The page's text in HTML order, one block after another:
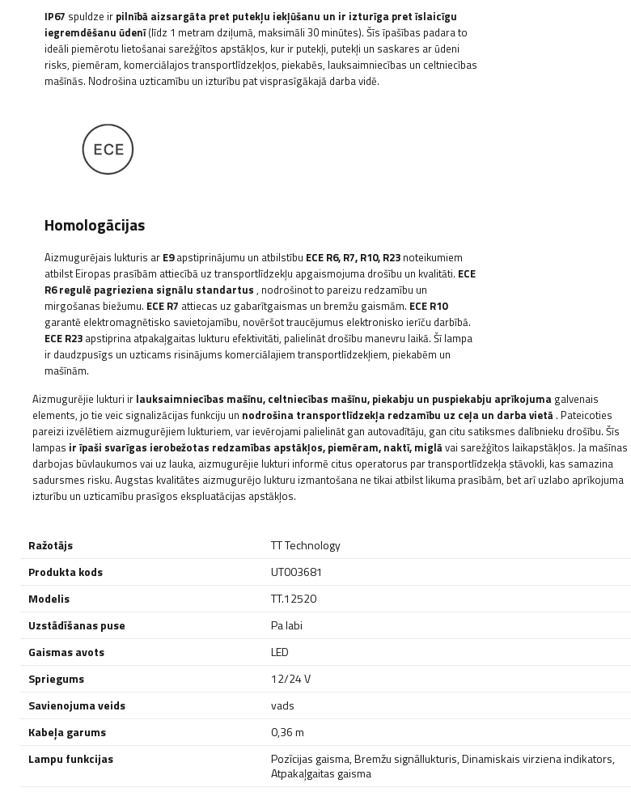
IP67 spuldze ir pilnībā aizsargāta pret putekļu iekļūšanu un ir izturīga pret īslaicīgu
iegremdēšanu ūdenī(līdz 1 metram dziļumā, maksimāli 30 minūtes). Šīs īpašības padara to
ideāli piemērotu lietošanai sarežģītos apstākļos, kur ir putekļi, putekļi un saskares ar ūdeni
risks, piemēram, komerciālajos transportlīdzekļos, piekabēs, lauksaimniecības un celtniecības
mašīnās. Nodrošina uzticamību un izturību pat visprasīgākajā darba vidē.
Homologācijas
Aizmugurējais lukturis ar E9apstiprinājumu un atbilstību ECE R6, R7, R10, R23 noteikumiem
atbilst Eiropas prasībām attiecībā uz transportlīdzekļu apgaismojuma drošību un kvalitāti. ECE
R6 regulē pagrieziena signālu standartus , nodrošinot to pareizu redzamību un
mirgošanas biežumu. ECE R7 attiecas uz gabarītgaismas un bremžu gaismām. ECE R10
garantē elektromagnētisko savietojamību, novēršot traucējumus elektronisko ierīču darbībā.
ECE R23 apstiprina atpakaļgaitas lukturu efektivitāti, palielināt drošību manevru laikā. Šī lampa
ir daudzpusīgs un uzticams risinājums komerciālajiem transportlīdzekļiem, piekabēm un
mašīnām.
Aizmugurējie lukturi ir lauksaimniecības mašīnu, celtniecības mašīnu, piekabju un puspiekabju aprīkojuma galvenais
elements, jo tie veic signalizācijas funkciju un nodrošina transportlīdzekļa redzamību uz ceļa un darba vietā . Pateicoties
pareizi izvēlētiem aizmugurējiem lukturiem, var ievērojami palielināt gan autovadītāju, gan citu satiksmes dalībnieku drošību. Šīs
lampas ir īpaši svarīgas ierobežotas redzamības apstākļos, piemēram, naktī, miglāvai sarežģītos laikapstākļos. Ja mašīnas
darbojas būvlaukumos vai uz lauka, aizmugurējie lukturi informē citus operatorus par transportlīdzekļa stāvokli, kas samazina
sadursmes risku. Augstas kvalitātes aizmugurējo lukturu izmantošana ne tikai atbilst likuma prasībām, bet arī uzlabo aprīkojuma
izturību un uzticamību prasīgos ekspluatācijas apstākļos.
Ražotājs
TT Technology
Produkta kods
UT003681
Modelis
TT.12520
Uzstādīšanas puse
Pa labi
Gaismas avots
LED
Spriegums
12/24 V
Savienojuma veids
vads
Kabeļa garums
0,36 m
Lampu funkcijas
Pozīcijas gaisma,Bremžu signāllukturis,Dinamiskais virziena indikators,
Atpakaļgaitas gaisma